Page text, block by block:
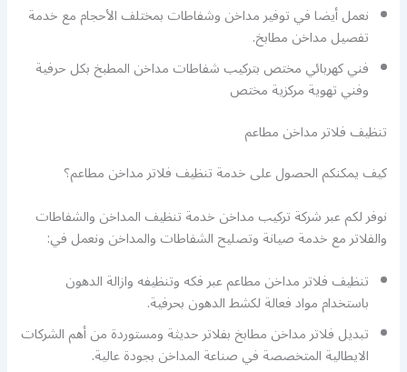
نعمل أيضا في توفير مداخن وشفاطات بمختلف الأحجام مع خدمة
تفصيل مداخن مطابخ.
فني كهربائي مختص بتركيب شفاطات مداخن المطبخ بكل حرفية
وفني تهوية مركزية مختص
تنظيف فلاتر مداخن مطاعم
كيف يمكنكم الحصول على خدمة تنظيف فلاتر مداخن مطاعم؟
نوفر لكم عبر شركة تركيب مداخن خدمة تنظيف المداخن والشفاطات
والفلاتر مع خدمة صيانة وتصليح الشفاطات والمداخن ونعمل في:
تنظيف فلاتر مداخن مطاعم عبر فكه وتنظيفه وازالة الدهون
باستخدام مواد فعالة لكشط الدهون بحرفية.
تبديل فلاتر مداخن مطابخ بفلاتر حديثة ومستوردة من أهم الشركات
الايطالية المتخصصة في صناعة المداخن بجودة عالية.